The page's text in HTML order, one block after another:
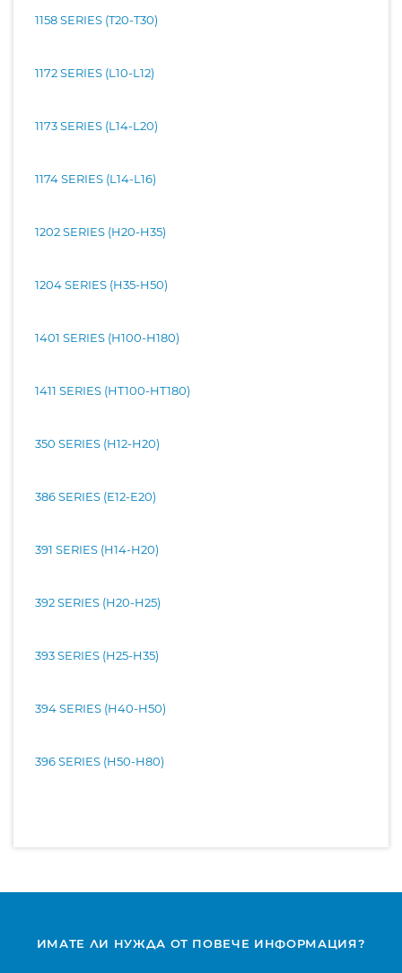
1158 SERIES (T20-T30)
1172 SERIES (L10-L12)
1173 SERIES (L14-L20)
1174 SERIES (L14-L16)
1202 SERIES (H20-H35)
1204 SERIES (H35-H50)
1401 SERIES (H100-H180)
1411 SERIES (HT100-HT180)
350 SERIES (H12-H20)
386 SERIES (E12-E20)
391 SERIES (H14-H20)
392 SERIES (H20-H25)
393 SERIES (H25-H35)
394 SERIES (H40-H50)
396 SERIES (H50-H80)
ИМАТЕ ЛИ НУЖДА ОТ ПОВЕЧЕ ИНФОРМАЦИЯ?